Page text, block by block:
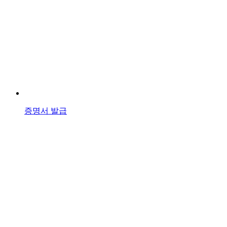
증명서 발급